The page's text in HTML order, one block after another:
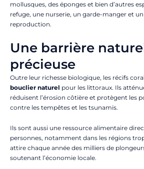
mollusques, des éponges et bien d’autres
refuge, une nurserie, un garde-manger et
reproduction.
Une barrière
précieuse
Outre leur richesse biologique, les récifs
bouclier naturel pour les littoraux. Ils
réduisent l’érosion côtière et protègent les
contre les tempêtes et les tsunamis.
Ils sont aussi une ressource alimentaire
personnes, notamment dans les régions
attire chaque année des milliers de
soutenant l’économie locale.